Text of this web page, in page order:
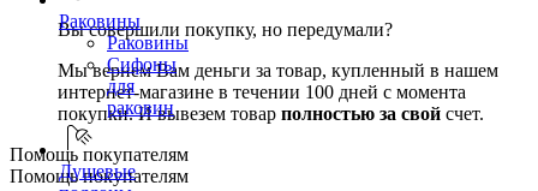
Раковины
Раковины
Сифоны
для
раковин
Душевые
Вы совершили покупку, но передумали?
Мы вернем Вам деньги за товар, купленный в нашем
интернет-магазине в течении 100 дней с момента
покупки. И вывезем товар полностью за свой счет.
Помощь покупателям
Помощь покупателям